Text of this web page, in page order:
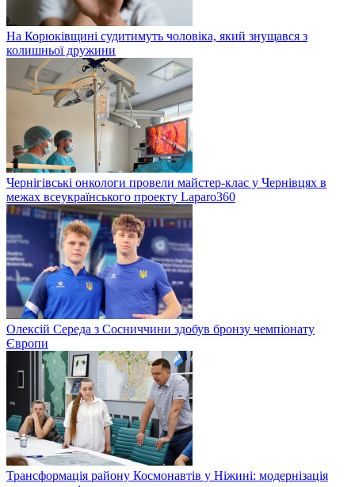
На Корюківщині судитимуть чоловіка, який знущався з
колишньої дружини
Чернігівські онкологи провели майстер-клас у Чернівцях в
межах всеукраїнського проекту Laparo360
Олексій Середа з Сосниччини здобув бронзу чемпіонату
Європи
Трансформація району Космонавтів у Ніжині: модернізація